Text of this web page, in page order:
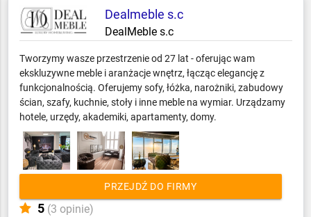
Sprzęt AGD
Stolarka otworowa
Systemy komputerowe i fiskalne
Tekstylia horeca
Urządzenia i środki chemiczne
Usługi dla firm
Wyposażenie gastronomii
Wyposażenie łazienek
Żywność dla horeca
Dealmeble s.c
DealMeble s.c
Tworzymy wasze przestrzenie od 27 lat - oferując wam
ekskluzywne meble i aranżacje wnętrz, łącząc elegancję z
funkcjonalnością. Oferujemy sofy, łóżka, narożniki, zabudowy
ścian, szafy, kuchnie, stoły i inne meble na wymiar. Urządzamy
hotele, urzędy, akademiki, apartamenty, domy.
PRZEJDŹ DO FIRMY
5 (3 opinie)